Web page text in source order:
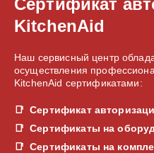
KitchenAid
Наш сервисный центр
осуществления
KitchenAid сертификатами:
Сертификат
Сертификаты на
Сертификаты на